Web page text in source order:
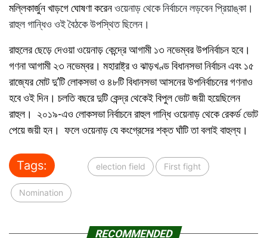
মল্লিকার্জুন খাড়গে ঘোষণা করেনওয়েনাড় থেকে নির্বাচনে লড়বেন প্রিয়াঙ্কা।
রাহুল গান্ধিও ওই বৈঠকে উপস্থিত ছিলেন।
রাহুলের ছেড়ে দেওয়া ওয়েনাড় কেন্দ্রে আগামী ১৩ নভেম্বর উপনির্বাচন হবে।
গণনা আগামী ২৩ নভেম্বর। মহারাষ্ট্র ও ঝাড়খণ্ড বিধানসভা নির্বাচন এবং ১৫
রাজ্যের মোট দু’টি লোকসভা ও ৪৮টি বিধানসভা আসনের উপনির্বাচনের গণনাও
হবে ওই দিন। চলতি বছরে দুটি কেন্দ্র থেকেই বিপুল ভোট জয়ী হয়েছিলেন
রাহুল। ২০১৯-এও লোকসভা নির্বাচনে রাহুল গান্ধি ওয়েনাড় থেকে রেকর্ড ভোট
পেয়ে জয়ী হন। ফলে ওয়েনাড় যে কংগ্রেসের শক্ত ঘাঁটি তা বলাই বাহুল্য।
Tags: election field First fight
Nomination
RECOMMENDED